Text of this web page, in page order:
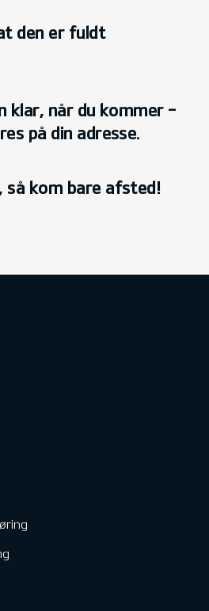
den er fuldt
klar, når du kommer –
på din adresse.
så kom bare afsted!